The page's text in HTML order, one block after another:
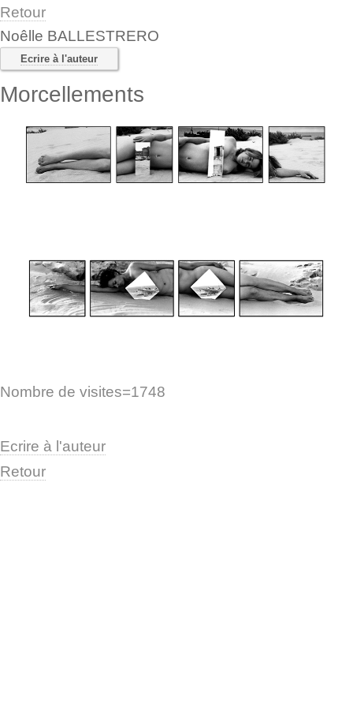
Retour
Noêlle BALLESTRERO
Ecrire à l'auteur
Morcellements
Nombre de visites=1748
Ecrire à l'auteur
Retour